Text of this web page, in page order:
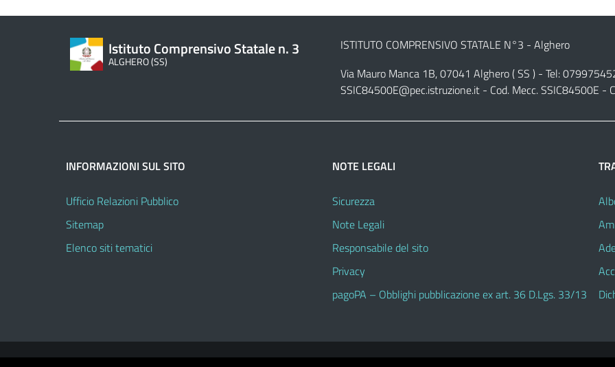
Istituto Comprensivo Statale n. 3
ALGHERO (SS)
ISTITUTO COMPRENSIVO STATALE N°3 - Alghero
Via Mauro Manca 1B, 07041 Alghero ( SS ) - Tel:
SSIC84500E@pec.istruzione.it- Cod. Mecc. SSIC84500E -
INFORMAZIONI SUL SITO
Ufficio Relazioni Pubblico
Sitemap
Elenco siti tematici
NOTE LEGALI
Sicurezza
Note Legali
Responsabile del sito
Privacy
pagoPA – Obblighi pubblicazione ex art. 36 D.Lgs. 33/13